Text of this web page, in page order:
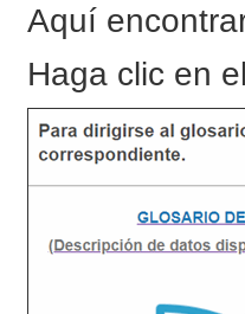
Aquí
Haga clic en